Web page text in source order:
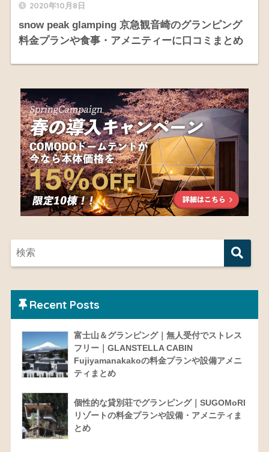
2020年10月8日
snow peak glamping 京急観音崎のグランピング
料金プランや食事・アメニティーに口コミまとめ
Recent Posts
富士山＆グランピング｜無人受付でストレス
フリー｜GLANSTELLA CABIN
Fujiyamanakakoの料金プランや設備アメニ
ティまとめ
個性的な貸別荘でグランピング｜SUGOMoRI
リゾートの料金プランや設備・アメニティま
とめ